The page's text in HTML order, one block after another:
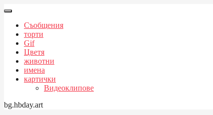
Съобщения
торти
Gif
Цветя
животни
имена
картички
Видеоклипове
bg.hbday.art